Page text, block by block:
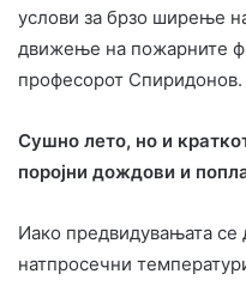
услови за брзо ширење
движење на пожарните
професорот Спиридонов.
Сушно лето, но и
поројни дождови и
Иако предвидувањата се
натпросечни